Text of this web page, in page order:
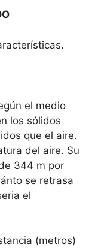
el medio
los sólidos
que el aire.
del aire. Su
344 m por
se retrasa
el
(metros)